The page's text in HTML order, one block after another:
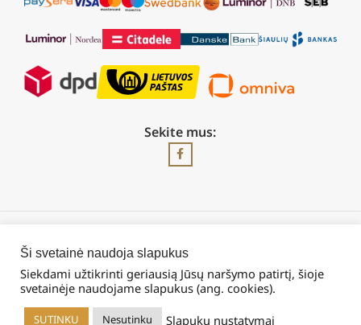
Sekite mus:
2026 © Visos teisės saugomos | UAB „Rilis“
Ši svetainė naudoja slapukus
Siekdami užtikrinti geriausią Jūsų naršymo patirtį, šioje
svetainėje naudojame slapukus (ang. cookies).
SUTINKU Nesutinku Slapukų nustatymai